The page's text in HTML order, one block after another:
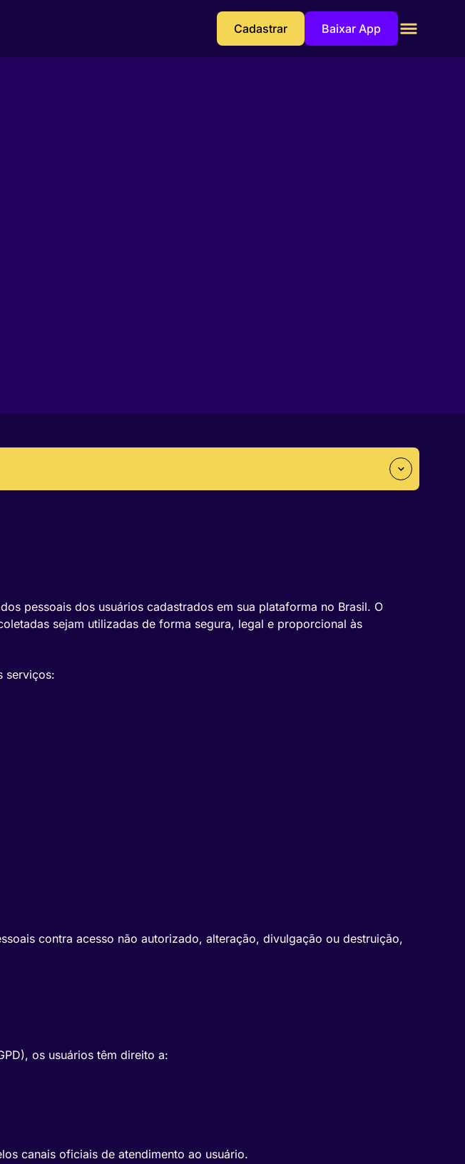
Cadastrar Baixar App
pessoais dos usuários cadastrados em sua plataforma no Brasil. O
sejam utilizadas de forma segura, legal e proporcional às
serviços:
contra acesso não autorizado, alteração, divulgação ou destruição,
os usuários têm direito a:
canais oficiais de atendimento ao usuário.